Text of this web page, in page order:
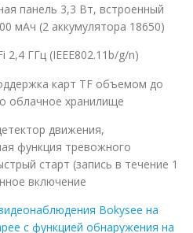
панель 3,3 Вт, встроенный
мАч (2 аккумулятора 18650)
2,4 ГГц (IEEE802.11b/g/n)
карт TF объемом до
облачное хранилище
движения,
функция тревожного
старт (запись в течение 1
включение
Bokysee на
с функцией обнаружения на